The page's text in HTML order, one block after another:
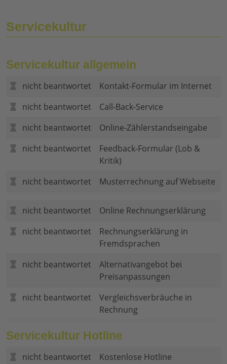
Servicekultur
Servicekultur allgemein
nicht beantwortet
Kontakt-Formular im Internet
nicht beantwortet
Call-Back-Service
nicht beantwortet
Online-Zählerstandseingabe
nicht beantwortet
Feedback-Formular (Lob &
Kritik)
nicht beantwortet
Musterrechnung auf Webseite
nicht beantwortet
Online Rechnungserklärung
nicht beantwortet
Rechnungserklärung in
Fremdsprachen
nicht beantwortet
Alternativangebot bei
Preisanpassungen
nicht beantwortet
Vergleichsverbräuche in
Rechnung
Servicekultur Hotline
nicht beantwortet
Kostenlose Hotline